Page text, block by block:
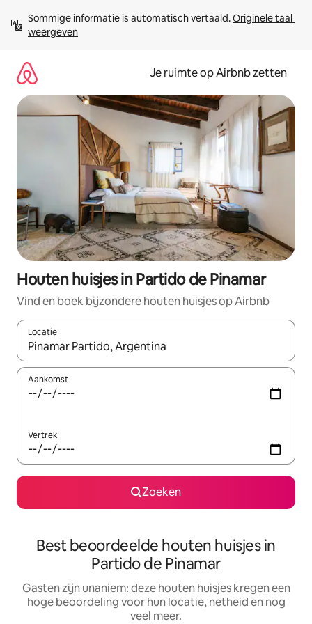
direct
naar
Sommige informatie is automatisch vertaald. Originele taal
weergeven
Je ruimte op Airbnb zetten
Houten huisjes in Partido de Pinamar
Vind en boek bijzondere houten huisjes op Airbnb
Locatie
Wanneer er suggesties beschikbaar zijn, maak je een keuze
Aankomst
Vertrek
Zoeken
Best beoordeelde houten huisjes in
Partido de Pinamar
Gasten zijn unaniem: deze houten huisjes kregen een
hoge beoordeling voor hun locatie, netheid en nog
veel meer.